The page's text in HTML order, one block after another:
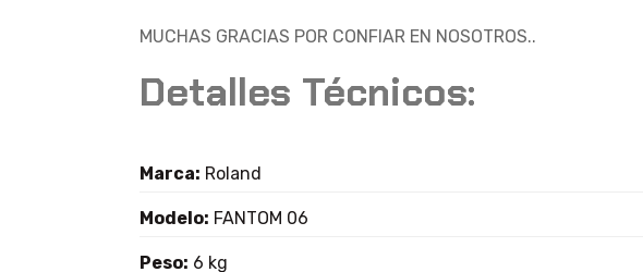
MUCHAS GRACIAS POR CONFIAR EN NOSOTROS..
Detalles Técnicos:
Marca: Roland
Modelo: FANTOM 06
Peso: 6 kg